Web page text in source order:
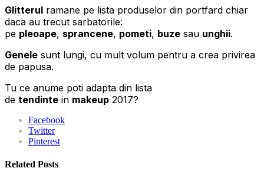
Glitterul ramane pe lista produselor din portfard chiar
daca au trecut sarbatorile:
pe pleoape, sprancene, pometi, buze sau unghii.
Genele sunt lungi, cu mult volum pentru a crea privirea
de papusa.
Tu ce anume poti adapta din lista
de tendinte in makeup 2017?
Facebook
Twitter
Pinterest
Related Posts